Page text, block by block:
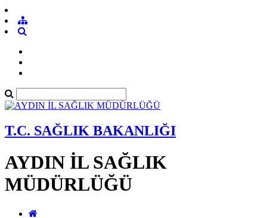
T.C. SAĞLIK BAKANLIĞI
AYDIN İL SAĞLIK
MÜDÜRLÜĞÜ